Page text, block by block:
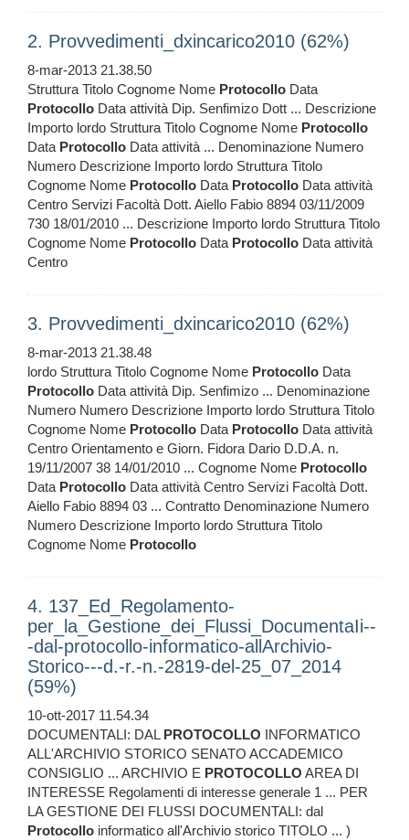
2. Provvedimenti_dxincarico2010 (62%)
8-mar-2013 21.38.50
Struttura Titolo Cognome Nome Protocollo Data
Protocollo Data attività Dip. Senfimizo Dott ... Descrizione
Importo lordo Struttura Titolo Cognome Nome Protocollo
Data Protocollo Data attività ... Denominazione Numero
Numero Descrizione Importo lordo Struttura Titolo
Cognome Nome Protocollo Data Protocollo Data attività
Centro Servizi Facoltà Dott. Aiello Fabio 8894 03/11/2009
730 18/01/2010 ... Descrizione Importo lordo Struttura Titolo
Cognome Nome Protocollo Data Protocollo Data attività
Centro
3. Provvedimenti_dxincarico2010 (62%)
8-mar-2013 21.38.48
lordo Struttura Titolo Cognome Nome Protocollo Data
Protocollo Data attività Dip. Senfimizo ... Denominazione
Numero Numero Descrizione Importo lordo Struttura Titolo
Cognome Nome Protocollo Data Protocollo Data attività
Centro Orientamento e Giorn. Fidora Dario D.D.A. n.
19/11/2007 38 14/01/2010 ... Cognome Nome Protocollo
Data Protocollo Data attività Centro Servizi Facoltà Dott.
Aiello Fabio 8894 03 ... Contratto Denominazione Numero
Numero Descrizione Importo lordo Struttura Titolo
Cognome Nome Protocollo
4. 137_Ed_Regolamento-
per_la_Gestione_dei_Flussi_DocumentaIi--
-dal-protocollo-informatico-allArchivio-
Storico---d.-r.-n.-2819-del-25_07_2014
(59%)
10-ott-2017 11.54.34
DOCUMENTALI: DAL PROTOCOLLO INFORMATICO
ALL'ARCHIVIO STORICO SENATO ACCADEMICO
CONSIGLIO ... ARCHIVIO E PROTOCOLLO AREA DI
INTERESSE Regolamenti di interesse generale 1 ... PER
LA GESTIONE DEI FLUSSI DOCUMENTALI: dal
Protocollo informatico all'Archivio storico TITOLO ... )